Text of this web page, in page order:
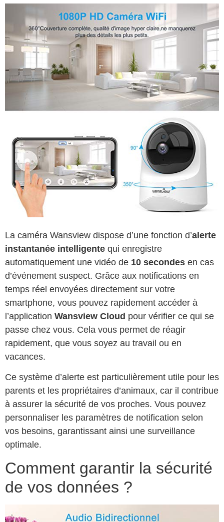
La caméra Wansview dispose d’une fonction d’alerte
instantanée intelligente qui enregistre
automatiquement une vidéo de 10 secondes en cas
d’événement suspect. Grâce aux notifications en
temps réel envoyées directement sur votre
smartphone, vous pouvez rapidement accéder à
l’application Wansview Cloud pour vérifier ce qui se
passe chez vous. Cela vous permet de réagir
rapidement, que vous soyez au travail ou en
vacances.
Ce système d’alerte est particulièrement utile pour les
parents et les propriétaires d’animaux, car il contribue
à assurer la sécurité de vos proches. Vous pouvez
personnaliser les paramètres de notification selon
vos besoins, garantissant ainsi une surveillance
optimale.
Comment garantir la sécurité
de vos données ?